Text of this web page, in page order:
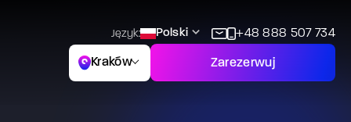
Język: Polski +48 888 507 734
Kraków Zarezerwuj